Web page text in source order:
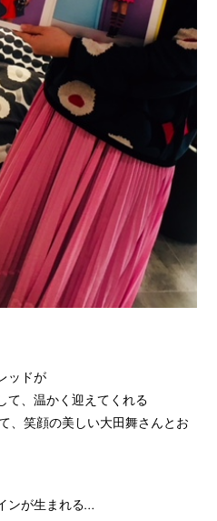
ッドが
て、温かく迎えてくれる
、笑顔の美しい大田舞さんとお
ンが生まれる…